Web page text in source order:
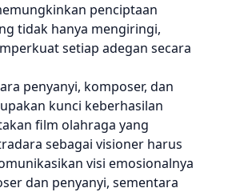
penciptaan
tidak hanya mengiringi,
setiap adegan secara
penyanyi, komposer, dan
kunci keberhasilan
film olahraga yang
sebagai visioner harus
visi emosionalnya
dan penyanyi, sementara